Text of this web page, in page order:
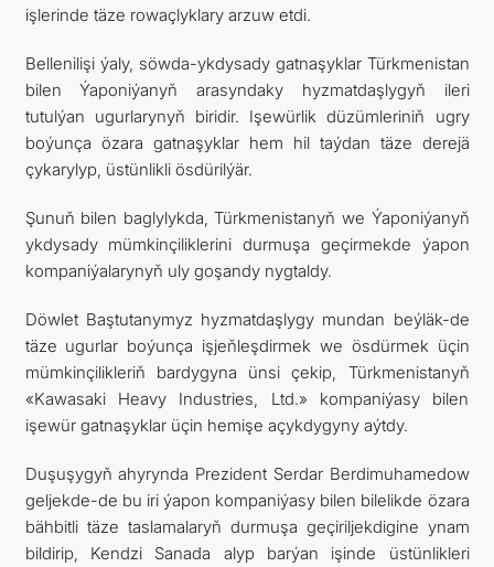
işlerinde täze rowaçlyklary arzuw etdi.
Bellenilişi ýaly, söwda-ykdysady gatnaşyklar Türkmenistan
bilen Ýaponiýanyň arasyndaky hyzmatdaşlygyň ileri
tutulýan ugurlarynyň biridir. Işewürlik düzümleriniň ugry
boýunça özara gatnaşyklar hem hil taýdan täze derejä
çykarylyp, üstünlikli ösdürilýär.
Şunuň bilen baglylykda, Türkmenistanyň we Ýaponiýanyň
ykdysady mümkinçiliklerini durmuşa geçirmekde ýapon
kompaniýalarynyň uly goşandy nygtaldy.
Döwlet Baştutanymyz hyzmatdaşlygy mundan beýläk-de
täze ugurlar boýunça işjeňleşdirmek we ösdürmek üçin
mümkinçilikleriň bardygyna ünsi çekip, Türkmenistanyň
«Kawasaki Heavy Industries, Ltd.» kompaniýasy bilen
işewür gatnaşyklar üçin hemişe açykdygyny aýtdy.
Duşuşygyň ahyrynda Prezident Serdar Berdimuhamedow
geljekde-de bu iri ýapon kompaniýasy bilen bilelikde özara
bähbitli täze taslamalaryň durmuşa geçiriljekdigine ynam
bildirip, Kendzi Sanada alyp barýan işinde üstünlikleri